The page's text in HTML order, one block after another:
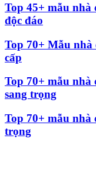
Top 45+ mẫu nhà
độc đáo
Top 70+ Mẫu nhà
cấp
Top 70+ mẫu nhà
sang trọng
Top 70+ mẫu nhà
trọng